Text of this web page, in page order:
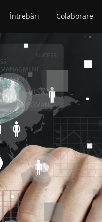
Întrebări Colaborare